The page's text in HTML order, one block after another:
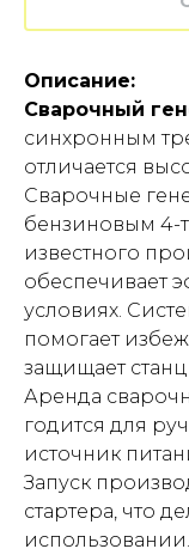
Описание:
Сварочный
синхронным
отличается
Сварочные
бензиновым 4-
известного
обеспечивает
условиях.
помогает
защищает
Аренда
годится для
источник
Запуск
стартера, что
использовании.